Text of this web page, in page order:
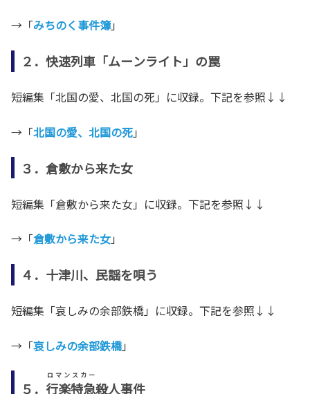
→「みちのく事件簿」
２．快速列車「ムーンライト」の罠
短編集「北国の愛、北国の死」に収録。下記を参照↓↓
→「北国の愛、北国の死」
３．倉敷から来た女
短編集「倉敷から来た女」に収録。下記を参照↓↓
→「倉敷から来た女」
４．十津川、民謡を唄う
短編集「哀しみの余部鉄橋」に収録。下記を参照↓↓
→「哀しみの余部鉄橋」
５． 行楽特急
ロマンスカー
殺人事件